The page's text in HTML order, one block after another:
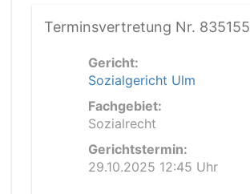
Terminsvertretung Nr. 835155
Gericht:
Sozialgericht Ulm
Fachgebiet:
Sozialrecht
Gerichtstermin:
29.10.2025 12:45 Uhr